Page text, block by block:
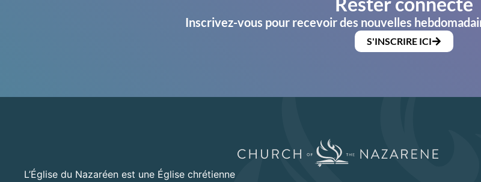
Inscrivez-vous pour recevoir des nouvelles
S'INSCRIRE ICI
L’Église du Nazaréen est une Église chrétienne